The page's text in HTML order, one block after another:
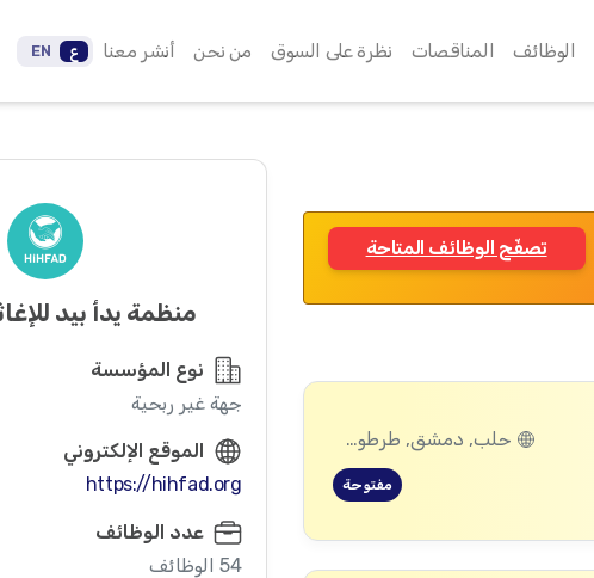
الوظائف المناقصات نظرة على السوق من نحن أنشر معنا ع EN
تصفّح الوظائف المتاحة
حلب, دمشق, طرطوس, ريف دمشق, ديرالزور, درعا, السويداء, إدلب, القنيطرة, اللاذقية, الرقة, حمص, الحسكة, حماة
مفتوحة
منظمة يدأ بيد
نوع المؤسسة
جهة غير ربحية
الموقع الإلكتروني
https://hihfad.org
عدد الوظائف
54 الوظائف